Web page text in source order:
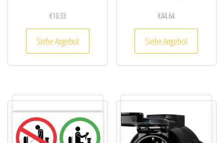
€10.33
Siehe Angebot
€44.64
Siehe Angebot